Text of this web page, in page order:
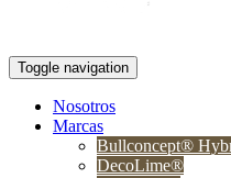
Toggle navigation
Nosotros
Marcas
Bullconcept®
DecoLime®